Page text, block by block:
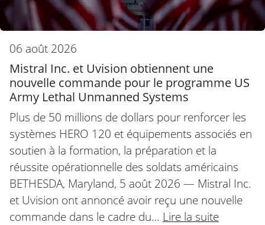
06 août 2026
Mistral Inc. et Uvision obtiennent une
nouvelle commande pour le programme US
Army Lethal Unmanned Systems
Plus de 50 millions de dollars pour renforcer les
systèmes HERO 120 et équipements associés en
soutien à la formation, la préparation et la
réussite opérationnelle des soldats américains
BETHESDA, Maryland, 5 août 2026 — Mistral Inc.
et Uvision ont annoncé avoir reçu une nouvelle
commande dans le cadre du… Lire la suite